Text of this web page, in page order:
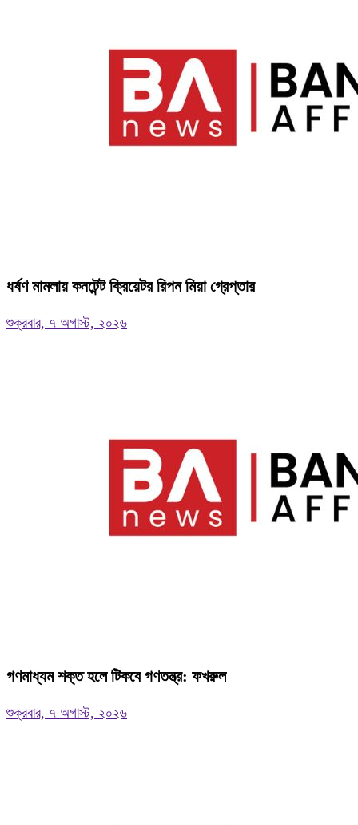
ধর্ষণ মামলায় কনটেন্ট ক্রিয়েটর রিপন মিয়া গ্রেপ্তার
শুক্রবার, ৭ অগাস্ট, ২০২৬
গণমাধ্যম শক্ত হলে টিকবে গণতন্ত্র: ফখরুল
শুক্রবার, ৭ অগাস্ট, ২০২৬